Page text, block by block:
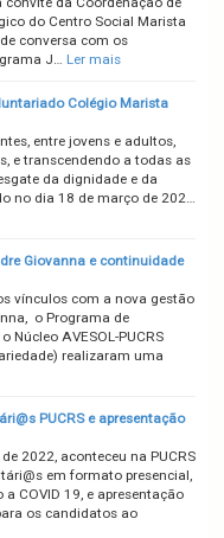
do Centro Social Marista
conversa com os
J… Ler mais
Colégio Marista
entre jovens e adultos,
e transcendendo a todas as
da dignidade e da
no dia 18 de março de 202…
Giovanna e continuidade
vínculos com a nova gestão
o Programa de
Núcleo AVESOL-PUCRS
realizaram uma
PUCRS e apresentação
2022, aconteceu na PUCRS
em formato presencial,
COVID 19, e apresentação
os candidatos ao